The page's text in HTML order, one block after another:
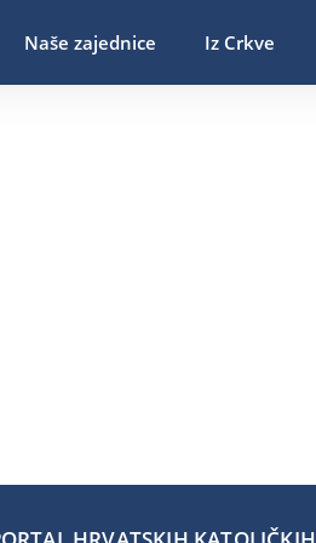
Naše zajednice Iz Crkve